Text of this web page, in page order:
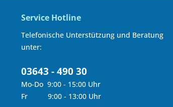
Service Hotline
Telefonische Unterstützung und Beratung
unter:
03643 - 490 30
Mo-Do 9:00 - 15:00 Uhr
Fr 9:00 - 13:00 Uhr